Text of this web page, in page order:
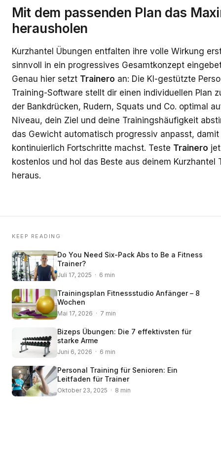
Mit dem passenden Plan das
herausholen
Kurzhantel Übungen entfalten ihre volle Wirkung
sinnvoll in ein progressives Gesamtkonzept
Genau hier setzt Trainero an: Die KI-gestützte
Training-Software stellt dir einen individuellen Plan
der Bankdrücken, Rudern, Squats und Co. optimal
Niveau, dein Ziel und deine Trainingshäufigkeit
das Gewicht automatisch progressiv anpasst, damit
kontinuierlich Fortschritte machst. Teste Trainero
kostenlos und hol das Beste aus deinem Kurzhantel
heraus.
KEEP READING
Do You Need Six-Pack Abs to Be a Fitness
Trainer?
Juli 17, 2025 · 6 min
Trainingsplan Fitnessstudio Anfänger – 8
Wochen
Mai 17, 2026 · 7 min
Bizeps Übungen: Die 7 effektivsten für
starke Arme
Juni 6, 2026 · 6 min
Personal Training für Senioren: Ein
Leitfaden für Trainer
Oktober 23, 2025 · 8 min